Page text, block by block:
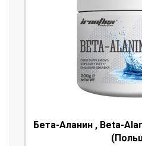
Бета-Аланин , Beta-